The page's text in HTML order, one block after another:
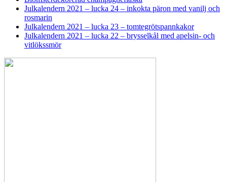
Julkalendern 2021 – lucka 24 – inkokta päron med vanilj och
rosmarin
Julkalendern 2021 – lucka 23 – tomtegrötspannkakor
Julkalendern 2021 – lucka 22 – brysselkål med apelsin- och
vitlökssmör